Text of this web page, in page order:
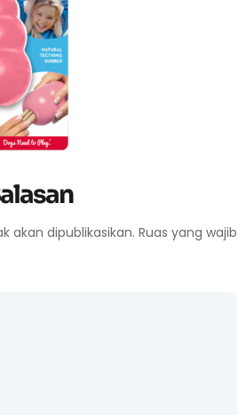
akan dipublikasikan. Ruas yang wajib